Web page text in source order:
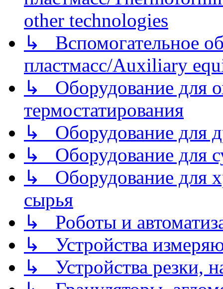
other technologies
↳ Вспомогательное
пластмасс/Auxiliary
↳ Оборудование для
термостатирования
↳ Оборудование для
↳ Оборудование для
↳ Оборудование для
сырья
↳ Роботы и
↳ Устройства
↳ Устройства резки,